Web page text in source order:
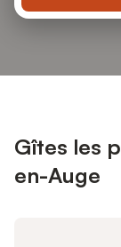
Gîtes les
en-Auge